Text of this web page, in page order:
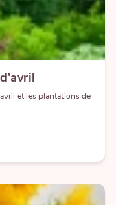
et les plantations de